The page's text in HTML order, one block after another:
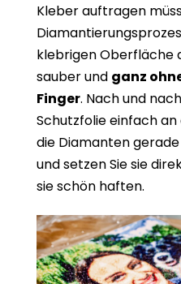
Kleber auftragen
klebrigen Oberfläche
sauber und ganz
Finger. Nach und
Schutzfolie einfach an
die Diamanten
und setzen Sie sie
sie schön haften.